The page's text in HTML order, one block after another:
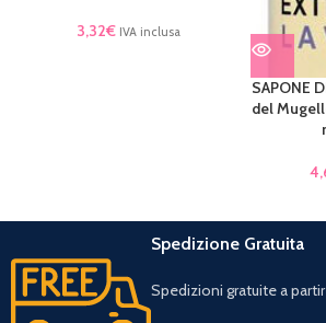
3,32€ IVA inclusa
SAPONE
del
Spedizione Gratuita
Spedizioni gratuite a